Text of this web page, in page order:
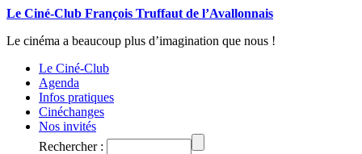
Le Ciné-Club François Truffaut de l’Avallonnais
Le cinéma a beaucoup plus d’imagination que nous !
Le Ciné-Club
Agenda
Infos pratiques
Cinéchanges
Nos invités
Rechercher :